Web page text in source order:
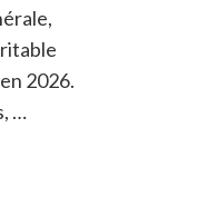
2026.
…